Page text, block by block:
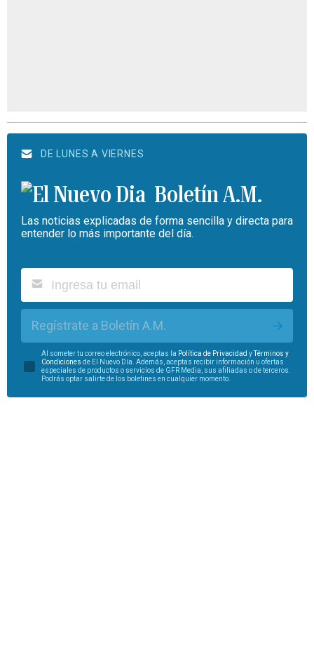
DE LUNES A VIERNES
Boletín A.M.
Las noticias explicadas de forma sencilla y directa para
entender lo más importante del día.
Regístrate a Boletín A.M.
Al someter tu correo electrónico, aceptas la Política de Privacidad yTérminos y
Condiciones de El Nuevo Día. Además, aceptas recibir información u ofertas
especiales de productos o servicios de GFR Media, sus afiliadas o de terceros.
Podrás optar salirte de los boletines en cualquier momento.